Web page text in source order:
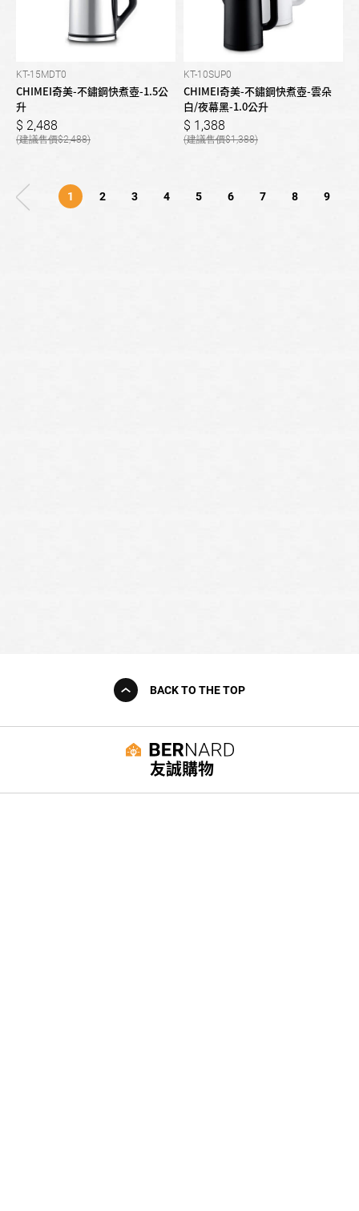
KT-15MDT0
CHIMEI奇美-不鏽鋼快煮壺-1.5公
升
2,488
2,488
KT-10SUP0
CHIMEI奇美-不鏽鋼快煮壺-雲朵
白/夜幕黑-1.0公升
1,388
1,388
1 2 3 4 5 6 7 8 9
BACK TO THE TOP
友誠購物